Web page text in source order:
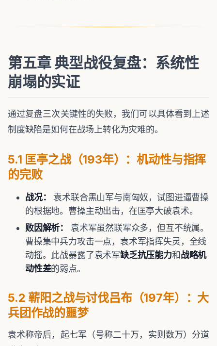
第五章 典型战役复盘：系统性
崩塌的实证
通过复盘三次关键性的失败，我们可以具体看到上述
制度缺陷是如何在战场上转化为灾难的。
5.1 匡亭之战（193年）：机动性与指挥
的完败
战况：
袁术联合黑山军与南匈奴，试图进逼曹操
的根据地。曹操主动出击，在匡亭大破袁术。
败因解析：
袁术军虽然联军众多，但互不统属。
曹操集中兵力攻击一点，袁术军指挥失灵，全线
动摇。此战暴露了袁术军缺乏抗压能力和战略机
动性差的弱点。
5.2 蕲阳之战与讨伐吕布（197年）：大
兵团作战的噩梦
袁术称帝后，起七军（号称二十万，实则数万）分道